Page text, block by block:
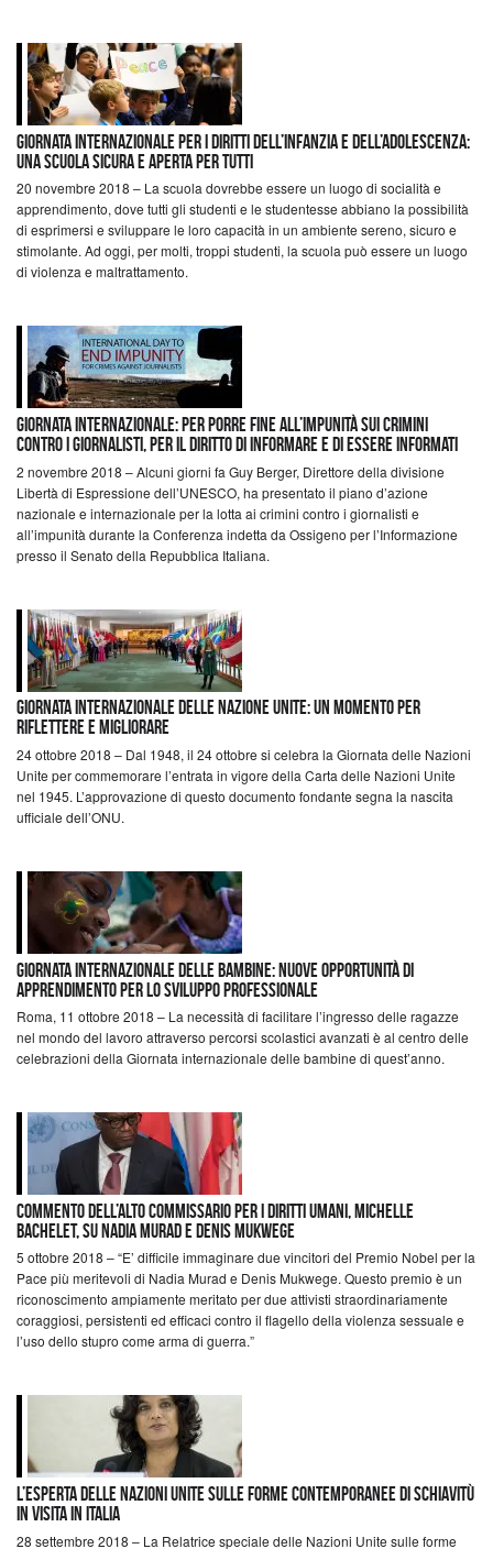
Giornata internazionale per i diritti dell’infanzia e dell’adolescenza:
una scuola sicura e aperta per tutti
20 novembre 2018 – La scuola dovrebbe essere un luogo di socialità e
apprendimento, dove tutti gli studenti e le studentesse abbiano la possibilità
di esprimersi e sviluppare le loro capacità in un ambiente sereno, sicuro e
stimolante. Ad oggi, per molti, troppi studenti, la scuola può essere un luogo
di violenza e maltrattamento.
Giornata internazionale: per porre fine all’impunità sui crimini
contro i giornalisti, per il diritto di informare e di essere informati
2 novembre 2018 – Alcuni giorni fa Guy Berger, Direttore della divisione
Libertà di Espressione dell’UNESCO, ha presentato il piano d’azione
nazionale e internazionale per la lotta ai crimini contro i giornalisti e
all’impunità durante la Conferenza indetta da Ossigeno per l’Informazione
presso il Senato della Repubblica Italiana.
Giornata Internazionale delle Nazione Unite: un momento per
riflettere e migliorare
24 ottobre 2018 – Dal 1948, il 24 ottobre si celebra la Giornata delle Nazioni
Unite per commemorare l’entrata in vigore della Carta delle Nazioni Unite
nel 1945. L’approvazione di questo documento fondante segna la nascita
ufficiale dell’ONU.
Giornata internazionale delle bambine: nuove opportunità di
apprendimento per lo sviluppo professionale
Roma, 11 ottobre 2018 – La necessità di facilitare l’ingresso delle ragazze
nel mondo del lavoro attraverso percorsi scolastici avanzati è al centro delle
celebrazioni della Giornata internazionale delle bambine di quest’anno.
Commento dell’Alto Commissario per i Diritti Umani, Michelle
Bachelet, su Nadia Murad e Denis Mukwege
5 ottobre 2018 – “E’ difficile immaginare due vincitori del Premio Nobel per la
Pace più meritevoli di Nadia Murad e Denis Mukwege. Questo premio è un
riconoscimento ampiamente meritato per due attivisti straordinariamente
coraggiosi, persistenti ed efficaci contro il flagello della violenza sessuale e
l’uso dello stupro come arma di guerra.”
L’Esperta delle Nazioni Unite sulle forme contemporanee di schiavitù
in visita in Italia
28 settembre 2018 – La Relatrice speciale delle Nazioni Unite sulle forme